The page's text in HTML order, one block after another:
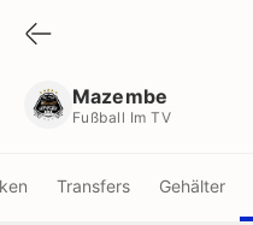
Mazembe
Fußball Im TV
Transfers Gehälter